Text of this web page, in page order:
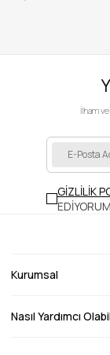
İlham
GİZLİLİK
Kurumsal
Nasıl Yardımcı